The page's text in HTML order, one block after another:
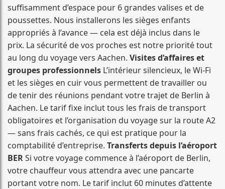
suffisamment d’espace pour 6 grandes valises et de
poussettes. Nous installerons les sièges enfants
appropriés à l’avance — cela est déjà inclus dans le
prix. La sécurité de vos proches est notre priorité tout
au long du voyage vers Aachen. Visites d’affaires et
groupes professionnels L’intérieur silencieux, le Wi-Fi
et les sièges en cuir vous permettent de travailler ou
de tenir des réunions pendant votre trajet de Berlin à
Aachen. Le tarif fixe inclut tous les frais de transport
obligatoires et l’organisation du voyage sur la route A2
— sans frais cachés, ce qui est pratique pour la
comptabilité d’entreprise. Transferts depuis l’aéroport
BERSi votre voyage commence à l’aéroport de Berlin,
votre chauffeur vous attendra avec une pancarte
portant votre nom. Le tarif inclut 60 minutes d’attente